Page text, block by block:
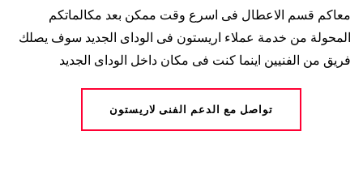
معاكم قسم الاعطال فى اسرع وقت ممكن بعد مكالماتكم
المحولة من خدمة عملاء اريستون فى الوداى الجديد سوف يصلك
فريق من الفنيين اينما كنت فى مكان داخل الوداى الجديد
تواصل مع الدعم الفنى لاريستون